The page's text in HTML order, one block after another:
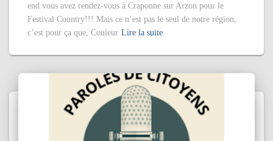
end vous avez rendez-vous à Craponne sur Arzon pour le
Festival Country!!! Mais ce n’est pas le seul de notre région,
c’est pour ça que, Couleur Lire la suite